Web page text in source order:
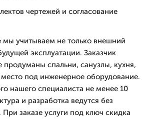
чертежей и согласование
мы учитываем не только внешний
эксплуатации. Заказчик
продуманы спальни, санузлы, кухня,
место под инженерное оборудование.
нашего специалиста не менее 10
и разработка ведутся без
заказе услуги под ключ скидка